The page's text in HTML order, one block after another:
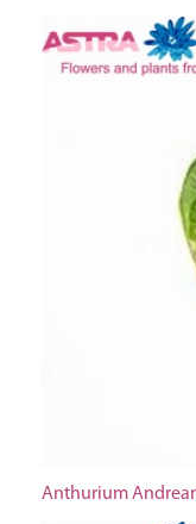
Anthurium